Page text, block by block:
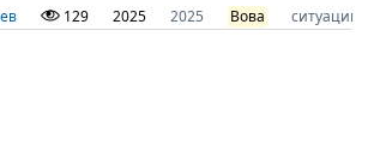
129 2025 2025 Вова ситуации